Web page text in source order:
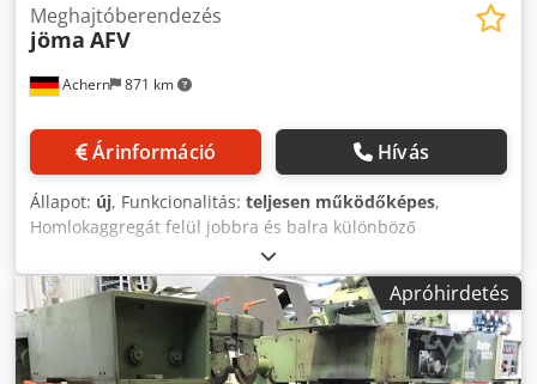
Achern 871 km
Meghajtóberendezés
jöma AFV
Árinformáció Hívás
Állapot: új, Funkcionalitás: teljesen működőképes,
Homlokaggregát felül jobbra és balra különböző
gyalugépekhez alkalmas Cedpfxjwum Nns Ah Terf
Apróhirdetés